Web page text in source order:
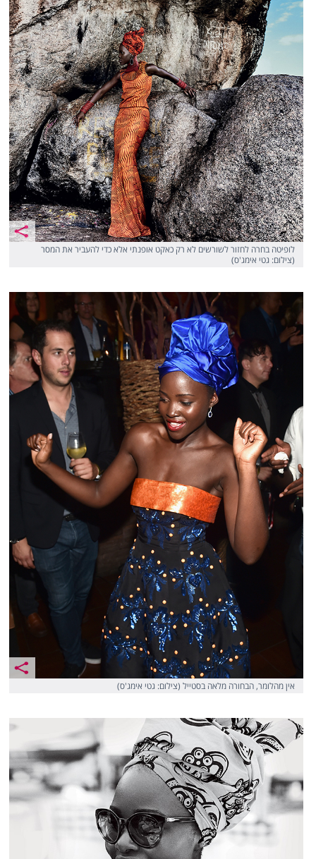
לופיטה בחרה לחזור לשורשים לא רק כאקט אופנתי אלא כדי להעביר את המסר
(צילום: גטי אימג'ס)
אין מהלומר, הבחורה מלאה בסטייל (צילום: גטי אימג'ס)